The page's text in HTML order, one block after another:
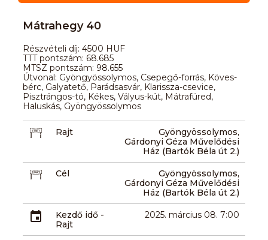
Mátrahegy 40
Részvételi díj: 4500 HUF
TTT pontszám: 68.685
MTSZ pontszám: 98.655
Útvonal: Gyöngyössolymos, Csepegő-forrás, Köves-
bérc, Galyatető, Parádsasvár, Klarissza-csevice,
Pisztrángos-tó, Kékes, Vályus-kút, Mátrafüred,
Haluskás, Gyöngyössolymos
Rajt
Gyöngyössolymos,
Gárdonyi Géza Művelődési
Ház (Bartók Béla út 2.)
Cél
Gyöngyössolymos,
Gárdonyi Géza Művelődési
Ház (Bartók Béla út 2.)
Kezdő idő -
Rajt
2025. március 08. 7:00